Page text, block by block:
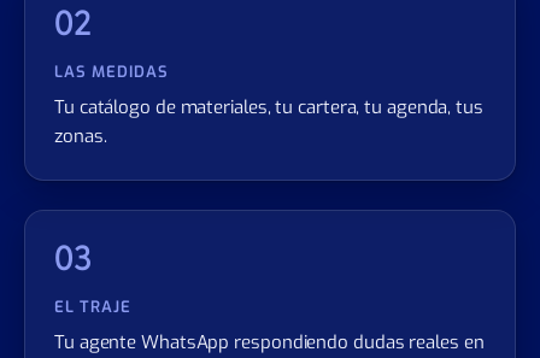
02
LAS MEDIDAS
Tu catálogo de materiales, tu cartera, tu agenda, tus
zonas.
03
EL TRAJE
Tu agente WhatsApp respondiendo dudas reales en